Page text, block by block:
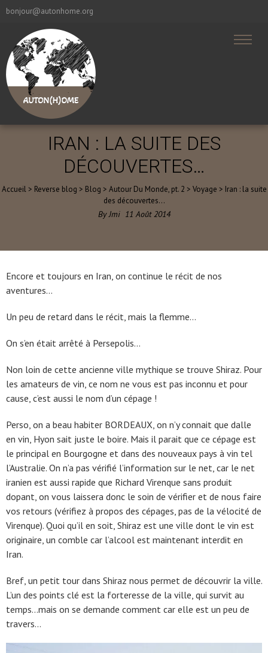
bonjour@autonhome.org
IRAN : LA SUITE DES
DÉCOUVERTES…
Accueil> Reverse blog > Blog > Autour Du Monde, pt. 2 > Voyage > Iran : la suite
des découvertes…
ByJmi 11 Août 2014
Encore et toujours en Iran, on continue le récit de nos
aventures…
Un peu de retard dans le récit, mais la flemme…
On s’en était arrêté à Persepolis…
Non loin de cette ancienne ville mythique se trouve Shiraz. Pour
les amateurs de vin, ce nom ne vous est pas inconnu et pour
cause, c’est aussi le nom d’un cépage !
Perso, on a beau habiter BORDEAUX, on n’y connait que dalle
en vin, Hyon sait juste le boire. Mais il parait que ce cépage est
le principal en Bourgogne et dans des nouveaux pays à vin tel
l’Australie. On n’a pas vérifié l’information sur le net, car le net
iranien est aussi rapide que Richard Virenque sans produit
dopant, on vous laissera donc le soin de vérifier et de nous faire
vos retours (vérifiez à propos des cépages, pas de la vélocité de
Virenque). Quoi qu’il en soit, Shiraz est une ville dont le vin est
originaire, un comble car l’alcool est maintenant interdit en
Iran.
Bref, un petit tour dans Shiraz nous permet de découvrir la ville.
L’un des points clé est la forteresse de la ville, qui survit au
temps…mais on se demande comment car elle est un peu de
travers…